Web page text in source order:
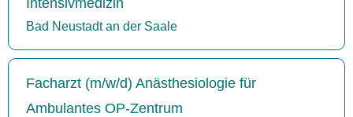
Bad Neustadt an der Saale
Facharzt (m/w/d) Anästhesiologie für
Ambulantes OP-Zentrum